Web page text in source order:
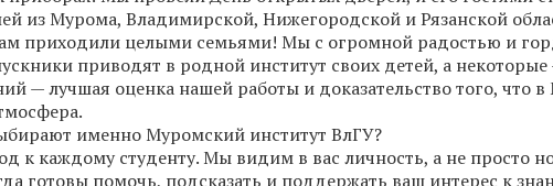
из Мурома, Владимирской, Нижегородской и Рязанской
приходили целыми семьями! Мы с огромной радостью и
приводят в родной институт своих детей, а некоторые
— лучшая оценка нашей работы и доказательство того, что
именно Муромский институт ВлГУ?
к каждому студенту. Мы видим в вас личность, а не просто
готовы помочь, подсказать и поддержать ваш интерес к